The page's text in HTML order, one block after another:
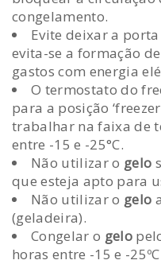
congelamento.
Evite deixar a
evita-se a formação de
gastos com energia
O termostato do
para a posição
trabalhar na faixa de
entre -15 e -25°C.
Não utilizar o gelo
que esteja apto para
Não utilizar o gelo
(geladeira).
Congelar o gelo
horas entre -15 e -